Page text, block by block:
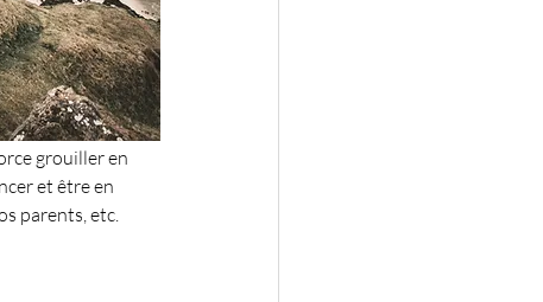
grouiller en
et être en
parents, etc.